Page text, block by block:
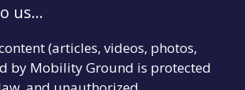
us...
(articles, videos, photos,
by Mobility Ground is protected